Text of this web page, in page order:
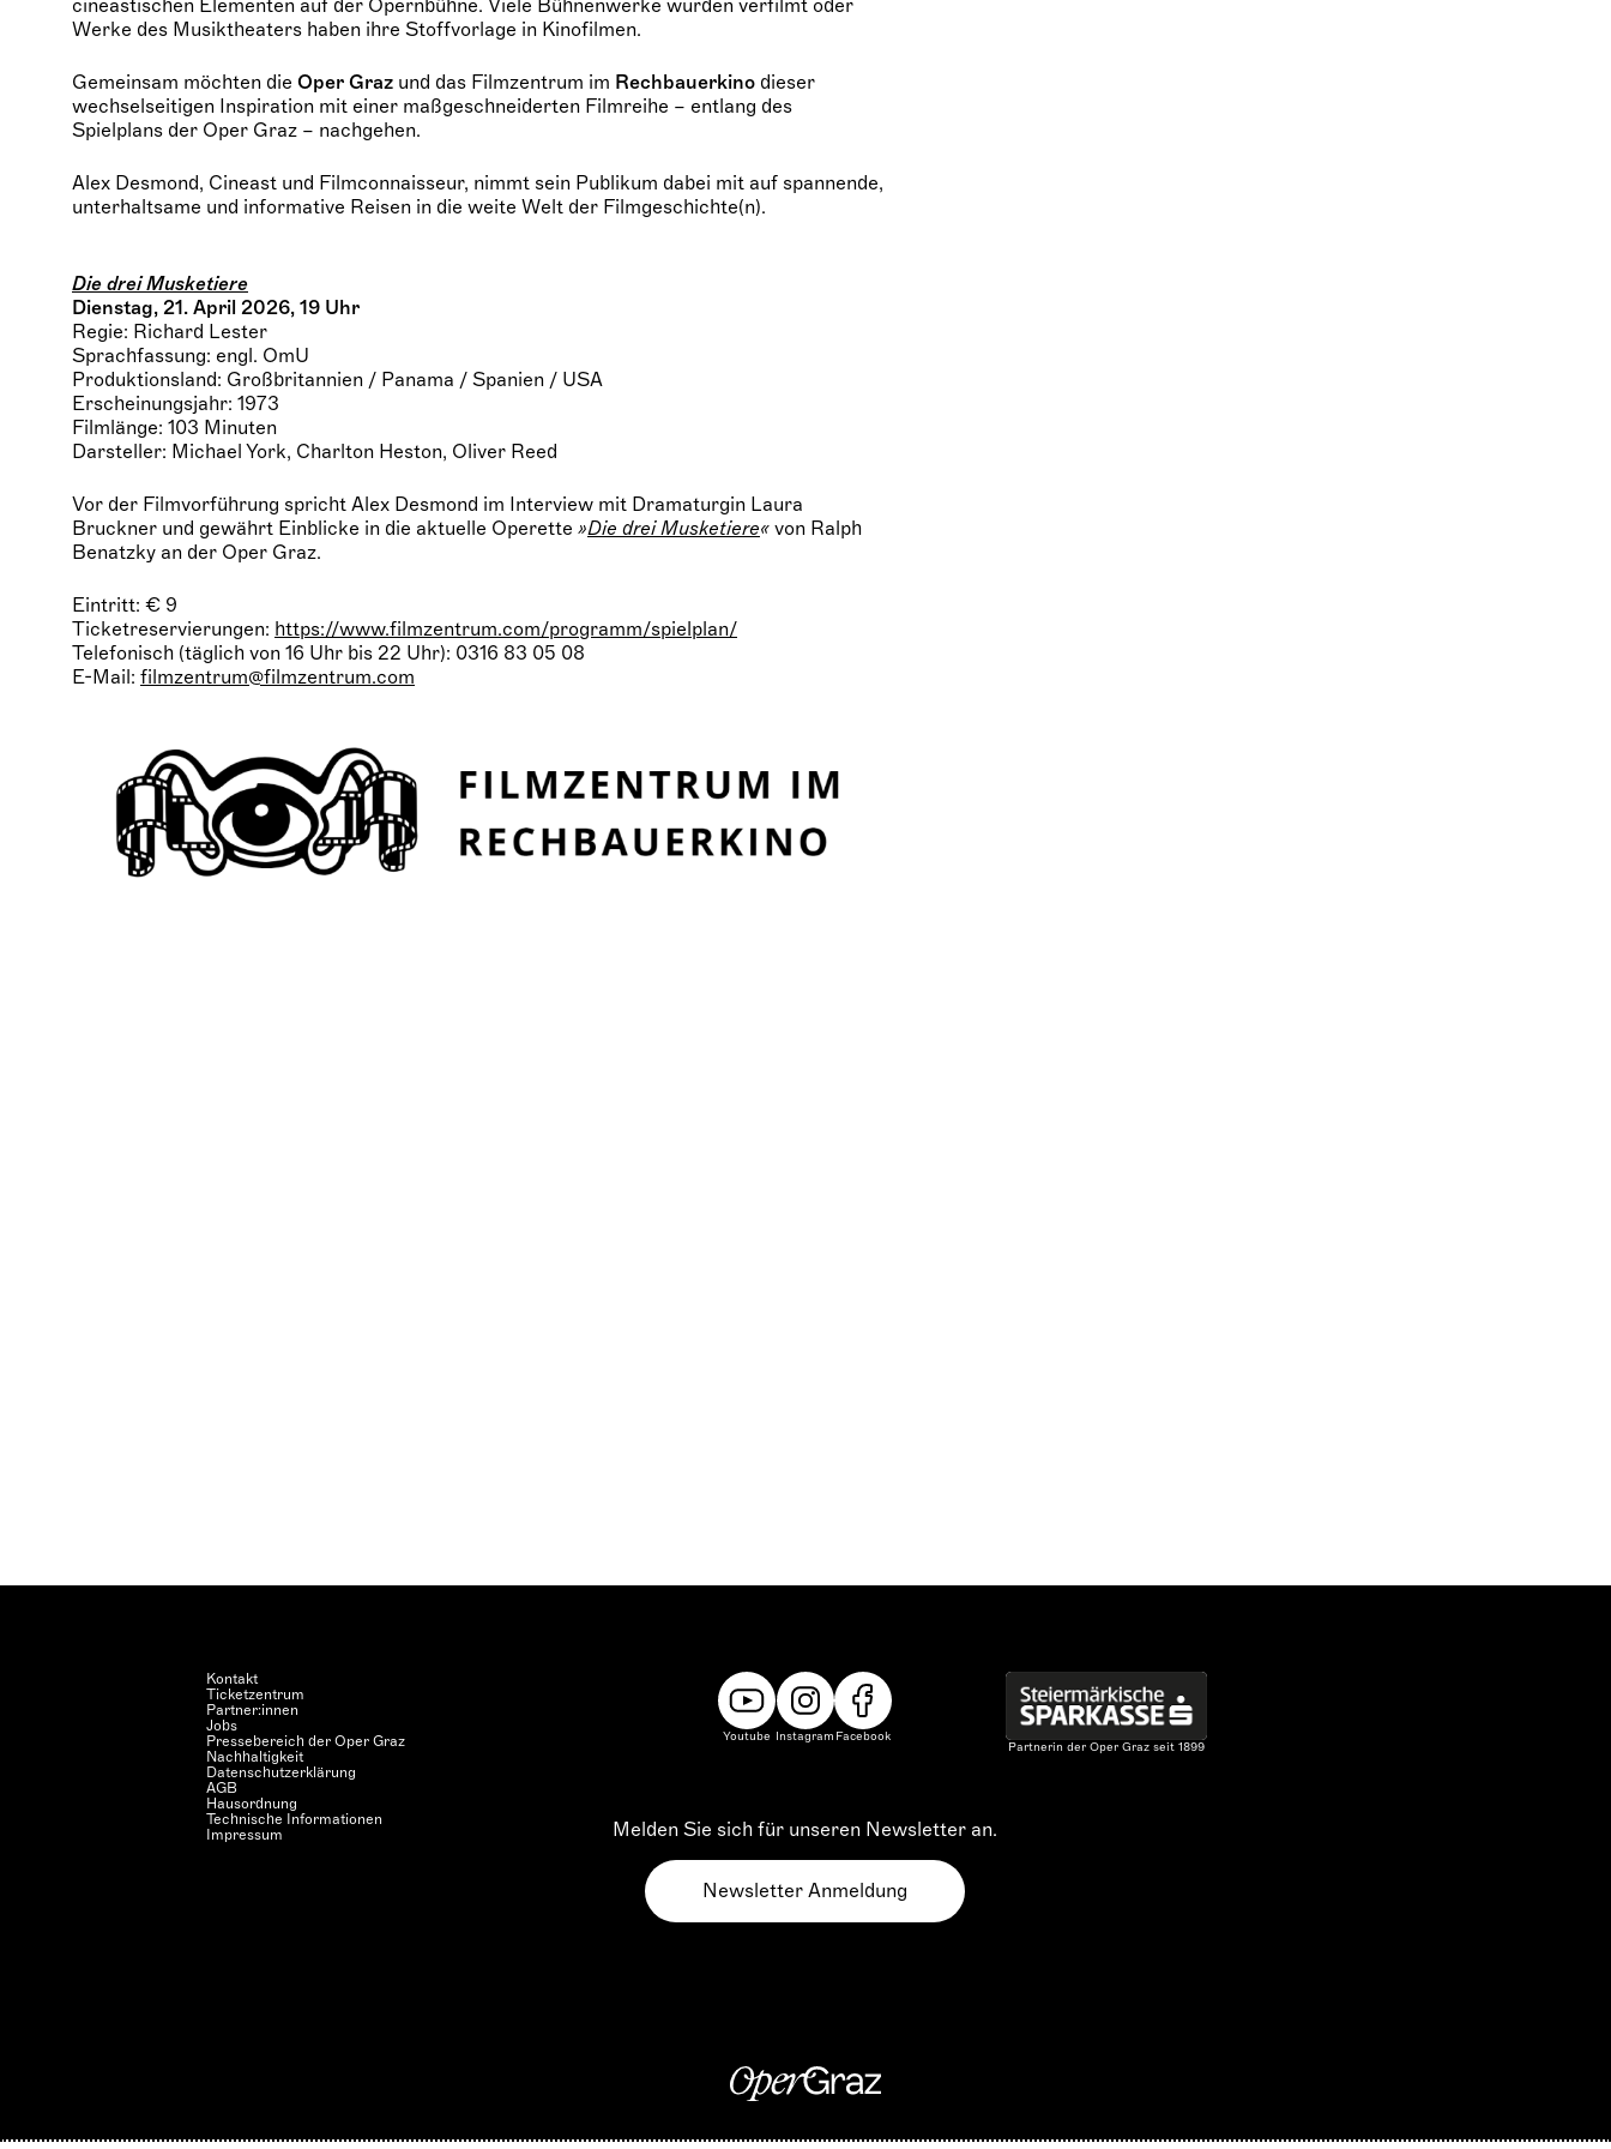
cineastischen Elementen auf der Opernbühne. Viele Bühnenwerke wurden verfilmt oder
Werke des Musiktheaters haben ihre Stoffvorlage in Kinofilmen.
Gemeinsam möchten die Oper Graz und das Filmzentrum im Rechbauerkino dieser
wechselseitigen Inspiration mit einer maßgeschneiderten Filmreihe – entlang des
Spielplans der Oper Graz – nachgehen.
Alex Desmond, Cineast und Filmconnaisseur, nimmt sein Publikum dabei mit auf spannende,
unterhaltsame und informative Reisen in die weite Welt der Filmgeschichte(n).
Die drei Musketiere
Dienstag, 21. April 2026, 19 Uhr
Regie: Richard Lester
Sprachfassung: engl. OmU
Produktionsland: Großbritannien / Panama / Spanien / USA
Erscheinungsjahr: 1973
Filmlänge: 103 Minuten
Darsteller: Michael York, Charlton Heston, Oliver Reed
Vor der Filmvorführung spricht Alex Desmond im Interview mit Dramaturgin Laura
Bruckner und gewährt Einblicke in die aktuelle Operette »Die drei Musketiere« von Ralph
Benatzky an der Oper Graz.
Eintritt: € 9
Ticketreservierungen: https://www.filmzentrum.com/programm/spielplan/
Telefonisch (täglich von 16 Uhr bis 22 Uhr): 0316 83 05 08
E-Mail: filmzentrum@filmzentrum.com
Kontakt
Ticketzentrum
Partner:innen
Jobs
Pressebereich der Oper Graz
Nachhaltigkeit
Datenschutzerklärung
AGB
Hausordnung
Technische Informationen
Impressum
Youtube Instagram Facebook
Melden Sie sich für unseren Newsletter an.
Newsletter Anmeldung
Partnerin der Oper Graz seit 1899